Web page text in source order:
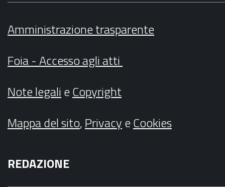
Amministrazione trasparente
Foia - Accesso agli atti
Note legalieCopyright
Mappa del sito,PrivacyeCookies
REDAZIONE